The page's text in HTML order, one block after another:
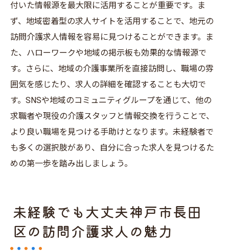
付いた情報源を最大限に活用することが重要です。ま
ず、地域密着型の求人サイトを活用することで、地元の
訪問介護求人情報を容易に見つけることができます。ま
た、ハローワークや地域の掲示板も効果的な情報源で
す。さらに、地域の介護事業所を直接訪問し、職場の雰
囲気を感じたり、求人の詳細を確認することも大切で
す。SNSや地域のコミュニティグループを通じて、他の
求職者や現役の介護スタッフと情報交換を行うことで、
より良い職場を見つける手助けとなります。未経験者で
も多くの選択肢があり、自分に合った求人を見つけるた
めの第一歩を踏み出しましょう。
未経験でも大丈夫神戸市長田
区の訪問介護求人の魅力